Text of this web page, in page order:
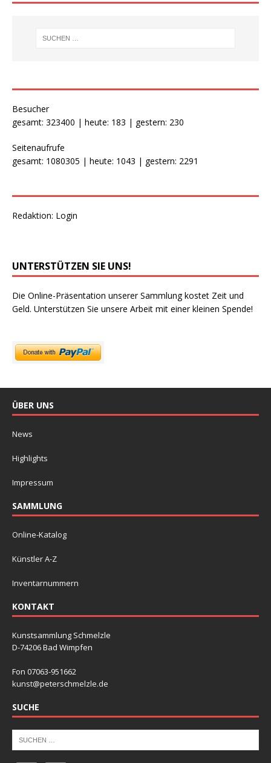
Besucher
gesamt: 323400 | heute: 183 | gestern: 230
Seitenaufrufe
gesamt: 1080305 | heute: 1043 | gestern: 2291
Redaktion: Login
UNTERSTÜTZEN SIE UNS!
Die Online-Präsentation unserer Sammlung kostet Zeit und
Geld. Unterstützen Sie unsere Arbeit mit einer kleinen Spende!
ÜBER UNS
News
Highlights
Impressum
SAMMLUNG
Online-Katalog
Künstler A-Z
Inventarnummern
KONTAKT
Kunstsammlung Schmelzle
D-74206 Bad Wimpfen
Fon 07063-951662
kunst@peterschmelzle.de
SUCHE